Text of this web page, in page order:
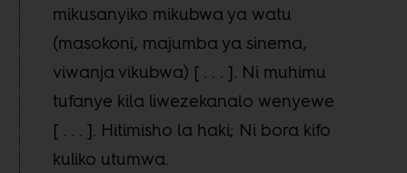
mikusanyiko mikubwa ya watu
(masokoni, majumba ya sinema,
viwanja vikubwa) [ . . . ]. Ni muhimu
tufanye kila liwezekanalo wenyewe
[ . . . ]. Hitimisho la haki; Ni bora kifo
kuliko utumwa.